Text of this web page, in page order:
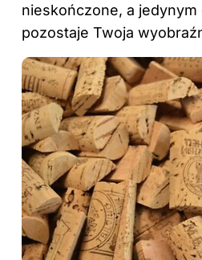
nieskończone, a
pozostaje Twoja